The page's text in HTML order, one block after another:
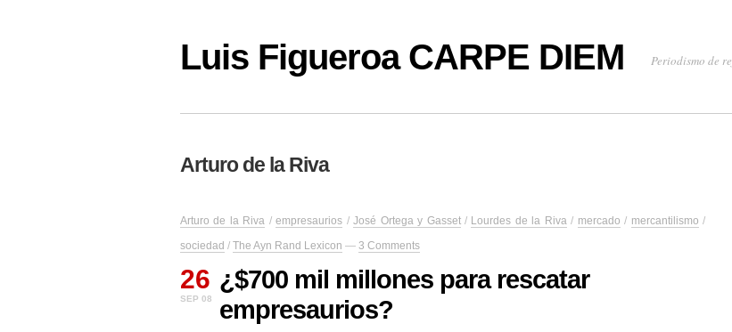
Luis Figueroa CARPE DIEM Periodismo de
Arturo de la Riva
Arturo de la Riva /empresaurios /José Ortega y Gasset/ Lourdes de la Riva/ mercado / mercantilismo /
sociedad / The Ayn Rand Lexicon — 3 Comments
26
SEP 08
¿$700 mil millones para rescatar
empresaurios?